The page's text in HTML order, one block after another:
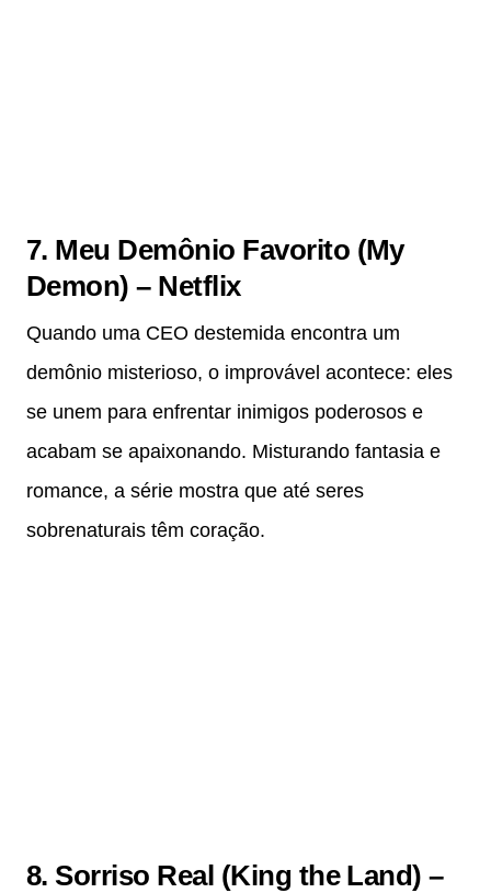
7. Meu Demônio Favorito (My
Demon) – Netflix
Quando uma CEO destemida encontra um
demônio misterioso, o improvável acontece: eles
se unem para enfrentar inimigos poderosos e
acabam se apaixonando. Misturando fantasia e
romance, a série mostra que até seres
sobrenaturais têm coração.
8. Sorriso Real (King the Land) –